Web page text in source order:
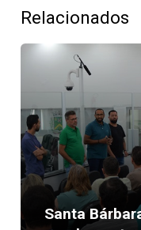
Relacionados
Santa